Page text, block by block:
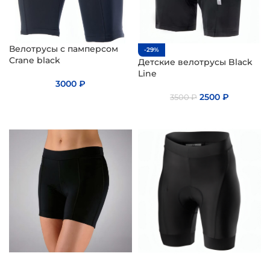
Велотрусы с памперсом
Crane black
3000 ₽
-29%
Детские велотрусы Black
Line
3500₽ 2500 ₽